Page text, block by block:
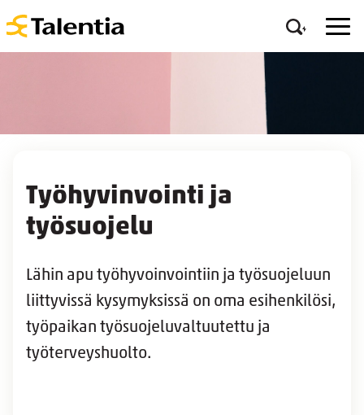
Työhyvinvointi ja
työsuojelu
Lähin apu työhyvoinvointiin ja työsuojeluun
liittyvissä kysymyksissä on oma esihenkilösi,
työpaikan työsuojeluvaltuutettu ja
työterveyshuolto.